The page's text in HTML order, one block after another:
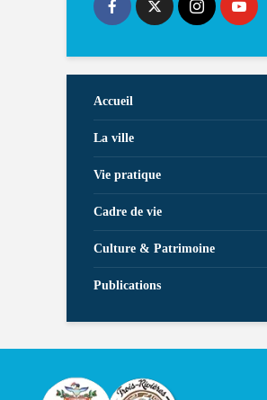
Accueil
La ville
Vie pratique
Cadre de vie
Culture & Patrimoine
Publications